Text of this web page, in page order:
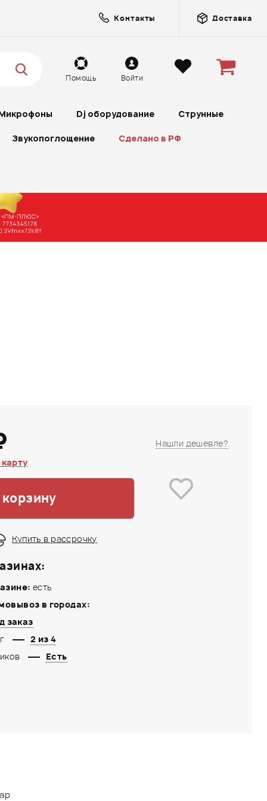
Контакты Доставка
Помощь Войти
Dj оборудование Струнные
Звукопоглощение Сделано в РФ
Нашли дешевле?
корзину
Купить в рассрочку
есть
в городах:
заказ
2 из 4
Есть